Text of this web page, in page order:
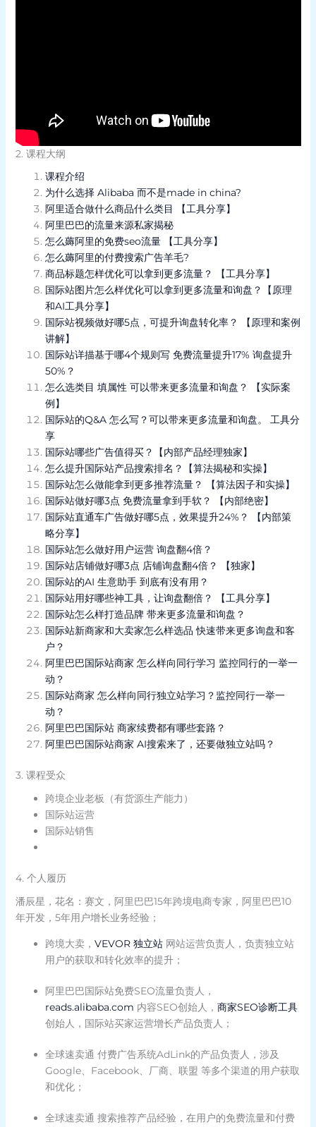
2. 课程大纲
课程介绍
为什么选择 Alibaba 而不是made in china?
阿里适合做什么商品什么类目 【工具分享】
阿里巴巴的流量来源私家揭秘
怎么薅阿里的免费seo流量 【工具分享】
怎么薅阿里的付费搜索广告羊毛?
商品标题怎样优化可以拿到更多流量？ 【工具分享】
国际站图片怎么样优化可以拿到更多流量和询盘？【原理
和AI工具分享】
国际站视频做好哪5点，可提升询盘转化率？ 【原理和案例
讲解】
国际站详描基于哪4个规则写 免费流量提升17% 询盘提升
50%？
怎么选类目 填属性 可以带来更多流量和询盘？ 【实际案
例】
国际站的Q&A 怎么写？可以带来更多流量和询盘。 工具分
享
国际站哪些广告值得买？【内部产品经理独家】
怎么提升国际站产品搜索排名？【算法揭秘和实操】
国际站怎么做能拿到更多推荐流量？ 【算法因子和实操】
国际站做好哪3点 免费流量拿到手软？ 【内部绝密】
国际站直通车广告做好哪5点，效果提升24%？ 【内部策
略分享】
国际站怎么做好用户运营 询盘翻4倍？
国际站店铺做好哪3点 店铺询盘翻4倍？ 【独家】
国际站的AI 生意助手 到底有没有用？
国际站用好哪些神工具，让询盘翻倍？ 【工具分享】
国际站怎么样打造品牌 带来更多流量和询盘？
国际站新商家和大卖家怎么样选品 快速带来更多询盘和客
户？
阿里巴巴国际站商家 怎么样向同行学习 监控同行的一举一
动？
国际站商家 怎么样向同行独立站学习？监控同行一举一
动？
阿里巴巴国际站 商家续费都有哪些套路？
阿里巴巴国际站商家 AI搜索来了，还要做独立站吗？
3. 课程受众
跨境企业老板（有货源生产能力）
国际站运营
国际站销售
4. 个人履历
潘辰星，花名：赛文，阿里巴巴15年跨境电商专家，阿里巴巴10
年开发，5年用户增长业务经验；
跨境大卖， VEVOR 独立站网站运营负责人，负责独立站
用户的获取和转化效率的提升；
阿里巴巴国际站免费SEO流量负责人，
reads.alibaba.com 内容SEO创始人， 商家SEO诊断工具
创始人，国际站买家运营增长产品负责人；
全球速卖通 付费广告系统AdLink的产品负责人，涉及
Google、Facebook、厂商、联盟 等多个渠道的用户获取
和优化；
全球速卖通 搜索推荐产品经验，在用户的免费流量和付费